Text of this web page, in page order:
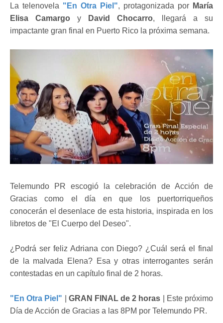
La telenovela "En Otra Piel", protagonizada por María
Elisa Camargo y David Chocarro, llegará a su
impactante gran final en Puerto Rico la próxima semana.
Telemundo PR escogió la celebración de Acción de
Gracias como el día en que los puertorriqueños
conocerán el desenlace de esta historia, inspirada en los
libretos de "El Cuerpo del Deseo".
¿Podrá ser feliz Adriana con Diego? ¿Cuál será el final
de la malvada Elena? Esa y otras interrogantes serán
contestadas en un capítulo final de 2 horas.
"En Otra Piel" GRAN FINAL de 2 horas | Este próximo
Día de Acción de Gracias a las 8PM por Telemundo PR.